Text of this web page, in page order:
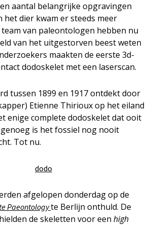
aantal belangrijke opgravingen
het dier kwam er steeds meer
team van paleontologen hebben nu
van het uitgestorven beest weten
maakten de eerste 3d-
dodoskelet met een laserscan.
tussen 1899 en 1917 ontdekt door
Etienne Thirioux op het eiland
enige complete dodoskelet dat ooit
genoeg is het fossiel nog nooit
Tot nu.
afgelopen donderdag op de
Paeontologyte Berlijn onthuld. De
de skeletten voor een high